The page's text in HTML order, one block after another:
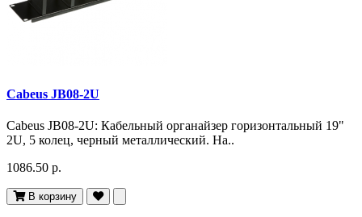
Cabeus JB08-2U
Cabeus JB08-2U: Кабельный органайзер горизонтальный 19"
2U, 5 колец, черный металлический. На..
1086.50 р.
В корзину